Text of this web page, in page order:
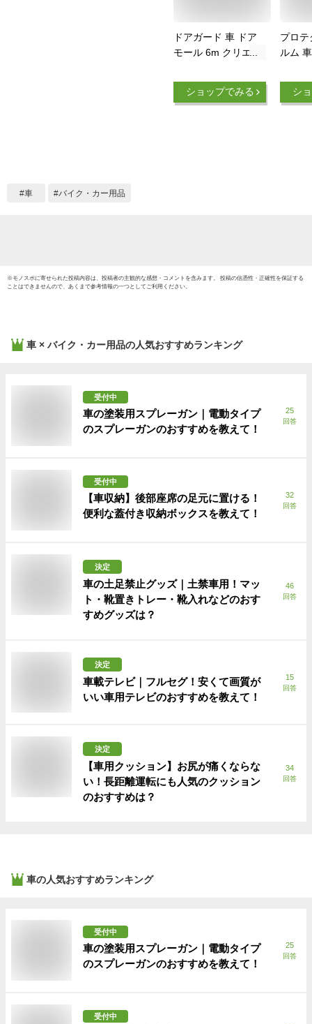
ドアガード 車 ドア
モール 6m クリエイ
製 U字型 ドア 傷防
止 ドアエッジ プロ
ショップでみる
プロテ
ルム
ープ
護 透
シ
車 バイク・カー用品
※モノスポに寄せられた投稿内容は、投稿者の主観的な感想・コメントを含みます。 投稿の信憑性・正確性を保証する
ことはできませんので、あくまで参考情報の一つとしてご利用ください。
車 × バイク・カー用品の人気おすすめランキング
受付中
車の塗装用スプレーガン｜電動タイプ
のスプレーガンのおすすめを教えて！
25
回答
受付中
【車収納】後部座席の足元に置ける！
便利な蓋付き収納ボックスを教えて！
32
回答
決定
車の土足禁止グッズ｜土禁車用！マッ
ト・靴置きトレー・靴入れなどのおす
すめグッズは？
46
回答
決定
車載テレビ｜フルセグ！安くて画質が
いい車用テレビのおすすめを教えて！
15
回答
決定
【車用クッション】お尻が痛くならな
い！長距離運転にも人気のクッション
のおすすめは？
34
回答
車の人気おすすめランキング
受付中
車の塗装用スプレーガン｜電動タイプ
のスプレーガンのおすすめを教えて！
25
回答
受付中